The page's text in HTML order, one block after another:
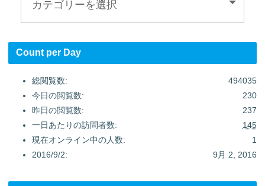
Count per Day
494035
総閲覧数:
230
今日の閲覧数:
237
昨日の閲覧数:
145
一日あたりの訪問者数:
1
現在オンライン中の人数:
9月 2, 2016
2016/9/2: